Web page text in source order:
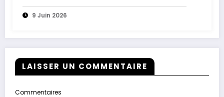
9 Juin 2026
LAISSER UN COMMENTAIRE
Commentaires